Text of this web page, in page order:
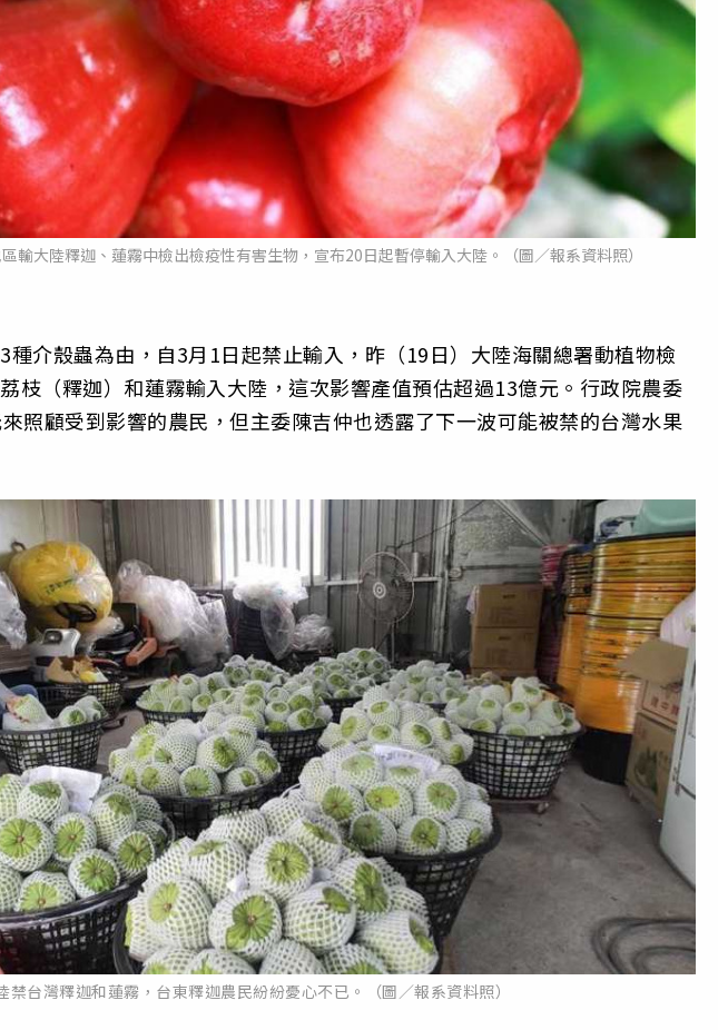
輸大陸釋迦、蓮霧中檢出檢疫性有害生物，宣布20日起暫停輸入大陸。（圖／報系資料照）
種介殼蟲為由，自3月1日起禁止輸入，昨（19日）大陸海關總署動植物檢
枝（釋迦）和蓮霧輸入大陸，這次影響產值預估超過13億元。行政院農委
照顧受到影響的農民，但主委陳吉仲也透露了下一波可能被禁的台灣水果
禁台灣釋迦和蓮霧，台東釋迦農民紛紛憂心不已。（圖／報系資料照）